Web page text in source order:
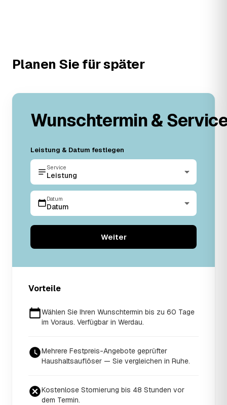
Planen Sie für später
Wunschtermin &
Leistung & Datum festlegen
Service
Leistung
Datum
Datum
Weiter
Vorteile
Wählen Sie Ihren Wunschtermin bis zu 60 Tage
im Voraus. Verfügbar in Werdau.
Mehrere Festpreis-Angebote geprüfter
Haushaltsauflöser — Sie vergleichen in Ruhe.
Kostenlose Stornierung bis 48 Stunden vor
dem Termin.